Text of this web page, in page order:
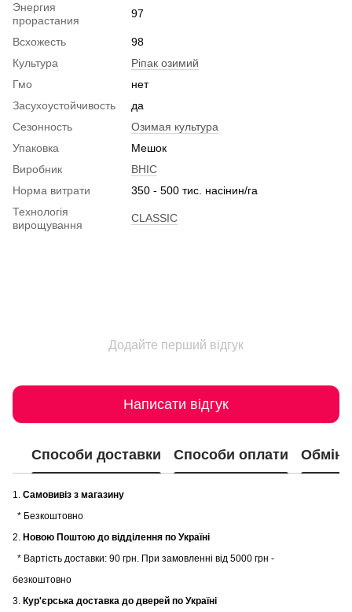
Энергия
прорастания
97
Всхожесть
98
Культура
Ріпак озимий
Гмо
нет
Засухоустойчивость
да
Сезонность
Озимая культура
Упаковка
Мешок
Виробник
ВНІС
Норма витрати
350 - 500 тис. насінин/га
Технологія
вирощування
CLASSIC
Додайте перший відгук
Написати відгук
Способи доставки Способи оплати Обмін
1. Самовивіз з магазину
* Безкоштовно
2. Новою Поштою до відділення по Україні
* Вартість доставки: 90 грн. При замовленні від 5000 грн -
безкоштовно
3. Кур'єрська доставка до дверей по Україні